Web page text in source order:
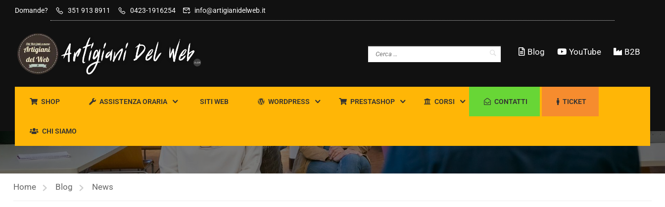
contenuto
Domande? 351 913 8911 0423-1916254 info@artigianidelweb.it
B2B
YouTube
Blog
SHOP ASSISTENZA ORARIA SITI WEB WORDPRESS PRESTASHOP CORSI CONTATTI TICKET
CHI SIAMO
NEWS
Home Blog News